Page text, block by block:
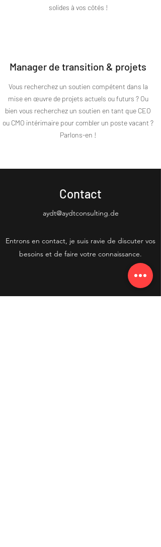
solides à vos côtés !
Manager de transition & projets
Vous recherchez un soutien compétent dans la
mise en œuvre de projets actuels ou futurs ? Ou
bien vous recherchez un soutien en tant que CEO
ou CMO intérimaire pour combler un poste vacant ?
Parlons-en !
Contact
aydt@aydtconsulting.de
Entrons en contact, je suis ravie de discuter vos
besoins et de faire votre connaissance.